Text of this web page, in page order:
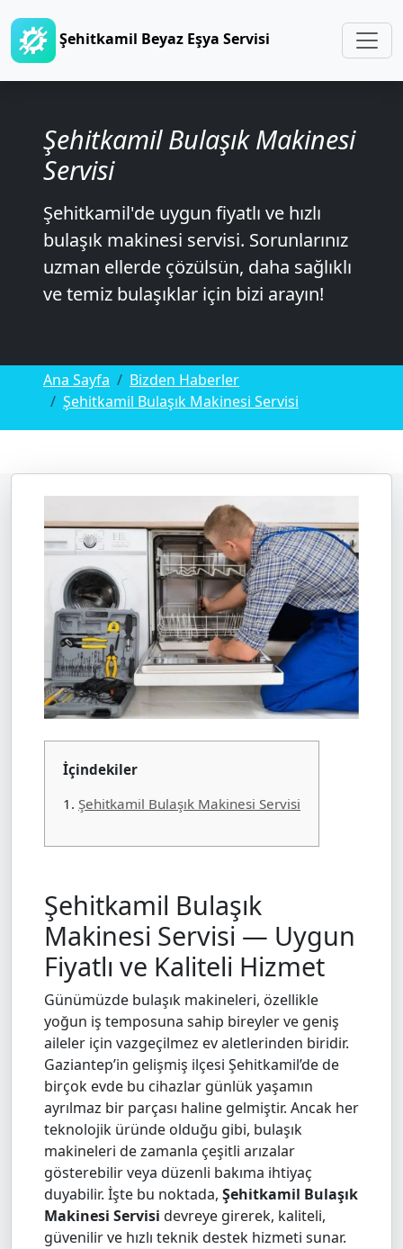
Şehitkamil Beyaz Eşya Servisi
Şehitkamil Bulaşık Makinesi
Servisi
Şehitkamil'de uygun fiyatlı ve hızlı
bulaşık makinesi servisi. Sorunlarınız
uzman ellerde çözülsün, daha sağlıklı
ve temiz bulaşıklar için bizi arayın!
Ana Sayfa
Bizden Haberler
Şehitkamil Bulaşık Makinesi Servisi
İçindekiler
1. Şehitkamil Bulaşık Makinesi Servisi
Şehitkamil Bulaşık
Makinesi Servisi — Uygun
Fiyatlı ve Kaliteli Hizmet
Günümüzde bulaşık makineleri, özellikle
yoğun iş temposuna sahip bireyler ve geniş
aileler için vazgeçilmez ev aletlerinden biridir.
Gaziantep’in gelişmiş ilçesi Şehitkamil’de de
birçok evde bu cihazlar günlük yaşamın
ayrılmaz bir parçası haline gelmiştir. Ancak her
teknolojik üründe olduğu gibi, bulaşık
makineleri de zamanla çeşitli arızalar
gösterebilir veya düzenli bakıma ihtiyaç
duyabilir. İşte bu noktada, Şehitkamil Bulaşık
Makinesi Servisi devreye girerek, kaliteli,
güvenilir ve hızlı teknik destek hizmeti sunar.